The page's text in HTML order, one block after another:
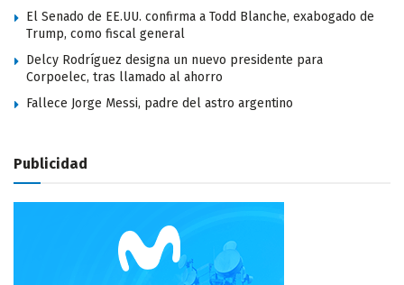
El Senado de EE.UU. confirma a Todd Blanche, exabogado de
Trump, como fiscal general
Delcy Rodríguez designa un nuevo presidente para
Corpoelec, tras llamado al ahorro
Fallece Jorge Messi, padre del astro argentino
Publicidad